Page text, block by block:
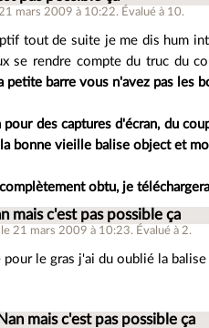
mars 2009 à 10:22. Évalué à 10.
tout de suite je me dis hum
se rendre compte du truc du
petite barre vous n'avez pas les
pour des captures d'écran, du
bonne vieille balise object et
obtu, je
mais c'est pas possible ça
le 21 mars 2009 à 10:23. Évalué à 2.
pour le gras j'ai du oublié la
mais c'est pas possible ça